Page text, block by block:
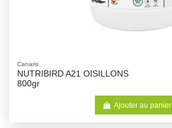
Canaris
NUTRIBIRD A21 OISILLONS
800gr
Ajouter au panier